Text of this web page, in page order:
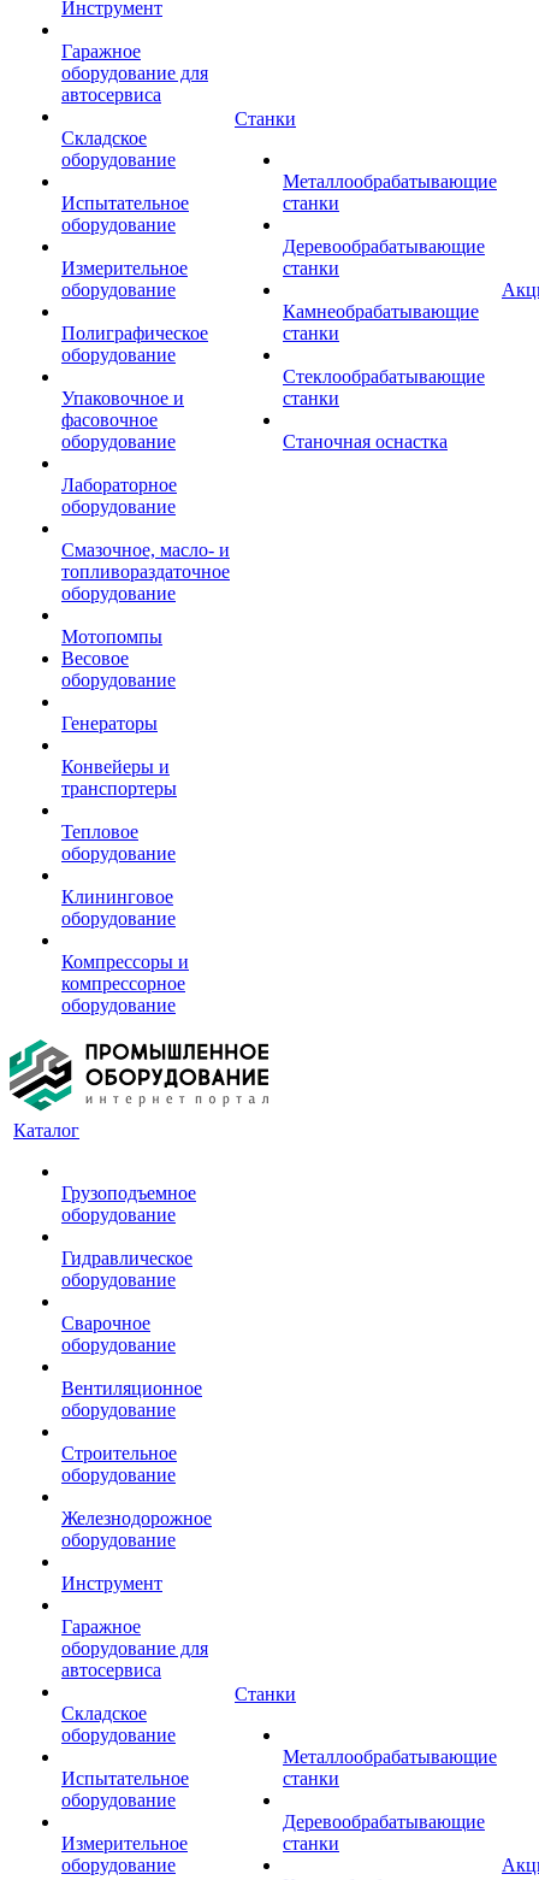
Инструмент
Гаражное
оборудование для
автосервиса
Складское
оборудование
Испытательное
оборудование
Измерительное
оборудование
Полиграфическое
оборудование
Упаковочное и
фасовочное
оборудование
Лабораторное
оборудование
Смазочное, масло- и
топливораздаточное
оборудование
Мотопомпы
Весовое
оборудование
Генераторы
Конвейеры и
транспортеры
Тепловое
оборудование
Клининговое
оборудование
Компрессоры и
компрессорное
оборудование
Станки
Металлообрабатывающие
станки
Деревообрабатывающие
станки
Камнеобрабатывающие
станки
Стеклообрабатывающие
станки
Станочная оснастка
Каталог
Грузоподъемное
оборудование
Гидравлическое
оборудование
Сварочное
оборудование
Вентиляционное
оборудование
Строительное
оборудование
Железнодорожное
оборудование
Инструмент
Гаражное
оборудование для
автосервиса
Складское
оборудование
Испытательное
оборудование
Измерительное
оборудование
Станки
Металлообрабатывающие
станки
Деревообрабатывающие
станки